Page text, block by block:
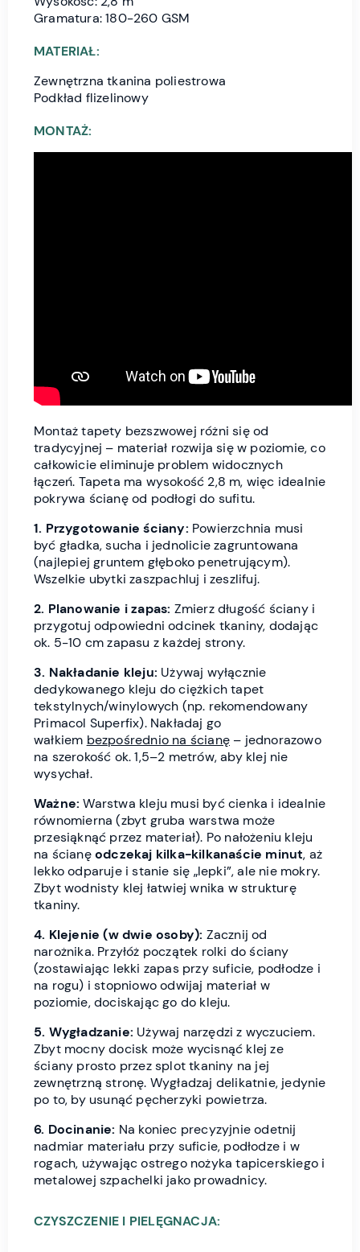
Gramatura: 180-260 GSM
MATERIAŁ:
Zewnętrzna tkanina poliestrowa
Podkład flizelinowy
MONTAŻ:
Montaż tapety bezszwowej różni się od
tradycyjnej – materiał rozwija się w poziomie, co
całkowicie eliminuje problem widocznych
łączeń. Tapeta ma wysokość 2,8 m, więc idealnie
pokrywa ścianę od podłogi do sufitu.
1. Przygotowanie ściany: Powierzchnia musi
być gładka, sucha i jednolicie zagruntowana
(najlepiej gruntem głęboko penetrującym).
Wszelkie ubytki zaszpachluj i zeszlifuj.
2. Planowanie i zapas: Zmierz długość ściany i
przygotuj odpowiedni odcinek tkaniny, dodając
ok. 5-10 cm zapasu z każdej strony.
3. Nakładanie kleju: Używaj wyłącznie
dedykowanego kleju do ciężkich tapet
tekstylnych/winylowych (np. rekomendowany
Primacol Superfix). Nakładaj go
wałkiem bezpośrednio na ścianę – jednorazowo
na szerokość ok. 1,5–2 metrów, aby klej nie
wysychał.
Ważne: Warstwa kleju musi być cienka i idealnie
równomierna (zbyt gruba warstwa może
przesiąknąć przez materiał). Po nałożeniu kleju
na ścianęodczekaj kilka-kilkanaście minut, aż
lekko odparuje i stanie się „lepki”, ale nie mokry.
Zbyt wodnisty klej łatwiej wnika w strukturę
tkaniny.
4. Klejenie (w dwie osoby): Zacznij od
narożnika. Przyłóż początek rolki do ściany
(zostawiając lekki zapas przy suficie, podłodze i
na rogu) i stopniowo odwijaj materiał w
poziomie, dociskając go do kleju.
5. Wygładzanie: Używaj narzędzi z wyczuciem.
Zbyt mocny docisk może wycisnąć klej ze
ściany prosto przez splot tkaniny na jej
zewnętrzną stronę. Wygładzaj delikatnie, jedynie
po to, by usunąć pęcherzyki powietrza.
6. Docinanie: Na koniec precyzyjnie odetnij
nadmiar materiału przy suficie, podłodze i w
rogach, używając ostrego nożyka tapicerskiego i
metalowej szpachelki jako prowadnicy.
CZYSZCZENIE I PIELĘGNACJA: